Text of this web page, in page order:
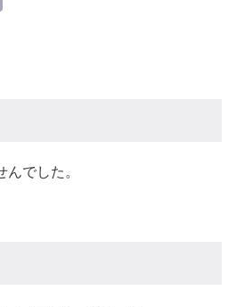
でした。